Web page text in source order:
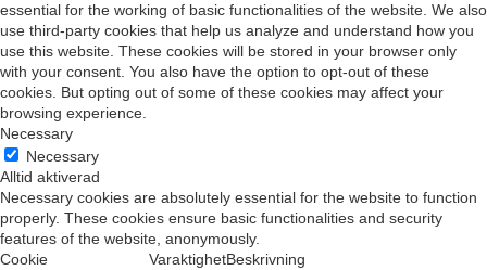
essential for the working of basic functionalities of the website. We also
use third-party cookies that help us analyze and understand how you
use this website. These cookies will be stored in your browser only
with your consent. You also have the option to opt-out of these
cookies. But opting out of some of these cookies may affect your
browsing experience.
Necessary
Necessary
Alltid aktiverad
Necessary cookies are absolutely essential for the website to function
properly. These cookies ensure basic functionalities and security
features of the website, anonymously.
Cookie
VaraktighetBeskrivning